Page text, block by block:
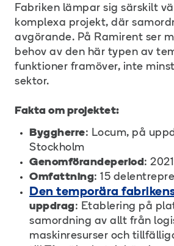
Fabriken lämpar sig särskilt
komplexa projekt, där
avgörande. På Ramirent ser
behov av den här typen av
funktioner framöver, inte
sektor.
Fakta om projektet:
Byggherre: Locum, på
Stockholm
Genomförandeperiod:
Omfattning: 15
Den temporära
uppdrag: Etablering på
samordning av allt från
maskinresurser och